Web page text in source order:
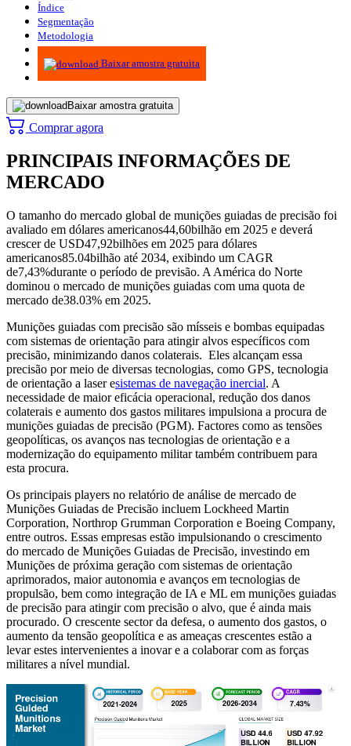
Índice
Segmentação
Metodologia
Infográficos
Baixar amostra gratuita
Baixar amostra gratuita
Comprar agora
PRINCIPAIS INFORMAÇÕES DE
MERCADO
O tamanho do mercado global de munições guiadas de precisão foi
avaliado em dólares americanos44,60bilhão em 2025 e deverá
crescer de USD47,92bilhões em 2025 para dólares
americanos85.04bilhão até 2034, exibindo um CAGR
de7,43%durante o período de previsão. A América do Norte
dominou o mercado de munições guiadas com uma quota de
mercado de38.03% em 2025.
Munições guiadas com precisão são mísseis e bombas equipadas
com sistemas de orientação para atingir alvos específicos com
precisão, minimizando danos colaterais. Eles alcançam essa
precisão por meio de diversas tecnologias, como GPS, tecnologia
de orientação a laser esistemas de navegação inercial. A
necessidade de maior eficácia operacional, redução dos danos
colaterais e aumento dos gastos militares impulsiona a procura de
munições guiadas de precisão (PGM). Factores como as tensões
geopolíticas, os avanços nas tecnologias de orientação e a
modernização do equipamento militar também contribuem para
esta procura.
Os principais players no relatório de análise de mercado de
Munições Guiadas de Precisão incluem Lockheed Martin
Corporation, Northrop Grumman Corporation e Boeing Company,
entre outros. Essas empresas estão impulsionando o crescimento
do mercado de Munições Guiadas de Precisão, investindo em
Munições de próxima geração com sistemas de orientação
aprimorados, maior autonomia e avanços em tecnologias de
propulsão, bem como integração de IA e ML em munições guiadas
de precisão para atingir com precisão o alvo, que é ainda mais
procurado. O crescente sector da defesa, o aumento dos gastos, o
aumento da tensão geopolítica e as ameaças crescentes estão a
levar estes intervenientes a inovar e a colaborar com as forças
militares a nível mundial.